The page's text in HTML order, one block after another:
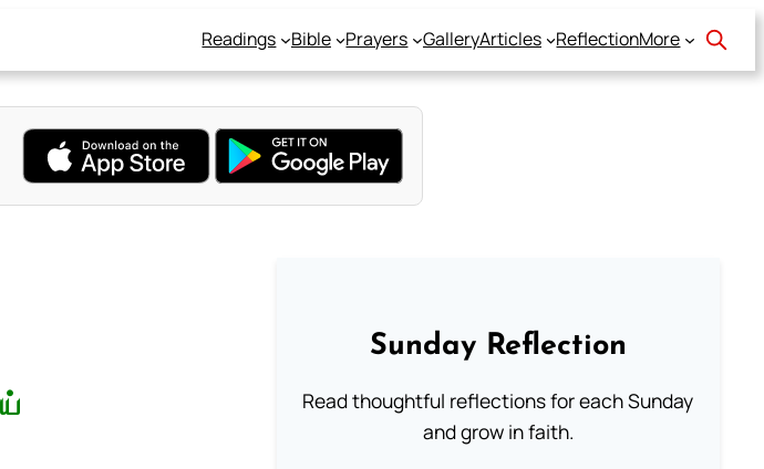
Readings Bible Prayers GalleryArticles ReflectionMore
Sunday Reflection
Read thoughtful reflections for each Sunday
and grow in faith.